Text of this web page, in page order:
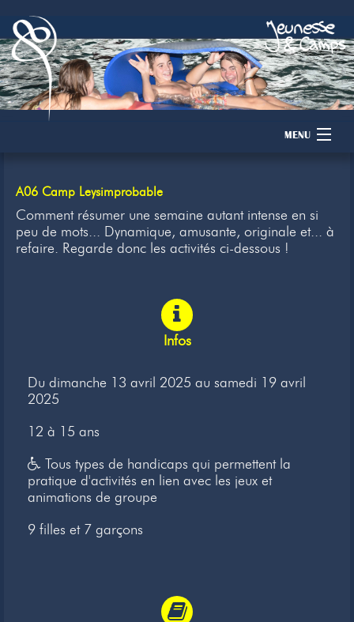
MENU
Camps
Dons
Inscription
A06 Camp Leysimprobable
Comment résumer une semaine autant intense en si
peu de mots... Dynamique, amusante, originale et... à
refaire. Regarde donc les activités ci-dessous !
Infos
Du dimanche 13 avril 2025 au samedi 19 avril
2025
12 à 15 ans
Tous types de handicaps qui permettent la
pratique d'activités en lien avec les jeux et
animations de groupe
9 filles et 7 garçons